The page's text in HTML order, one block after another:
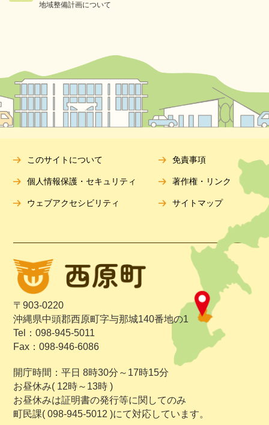
地域整備計画について
〒903-0220
沖縄県中頭郡西原町字与那城140番地の1
Tel：098-945-5011
Fax：098-946-6086
開庁時間：平日 8時30分～17時15分
お昼休み( 12時～13時 )
お昼休みは証明書の発行等に関してのみ
町民課( 098-945-5012 )にて対応しています。
このサイトについて 免責事項
個人情報保護・セキュリティ 著作権・リンク
ウェブアクセシビリティ サイトマップ